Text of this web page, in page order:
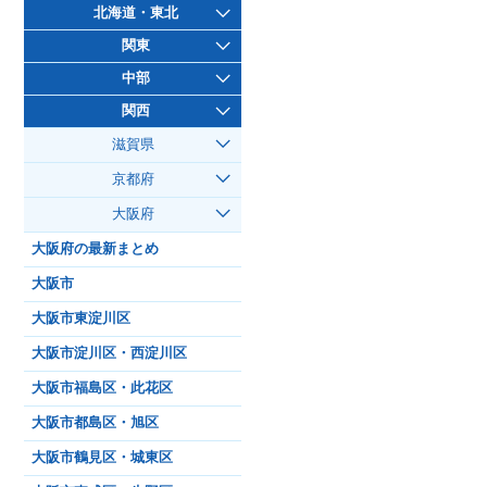
北海道・東北
関東
中部
関西
滋賀県
京都府
大阪府
大阪府の最新まとめ
大阪市
大阪市東淀川区
大阪市淀川区・西淀川区
大阪市福島区・此花区
大阪市都島区・旭区
大阪市鶴見区・城東区